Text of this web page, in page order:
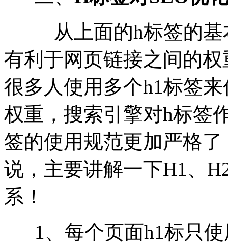
从上面的h标签的基
有利于网页链接之间的
很多人使用多个h1标签
权重，搜索引擎对h标签
签的使用规范更加严格
说，主要讲解一下H1、
系！
1、每个页面h1标只使